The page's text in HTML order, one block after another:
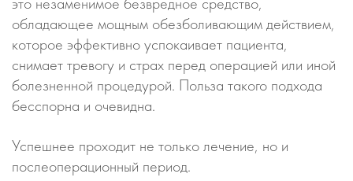
обладающее мощным обезболивающим действием,
которое эффективно успокаивает пациента,
снимает тревогу и страх перед операцией или иной
болезненной процедурой. Польза такого подхода
бесспорна и очевидна.
Успешнее проходит не только лечение, но и
послеоперационный период.